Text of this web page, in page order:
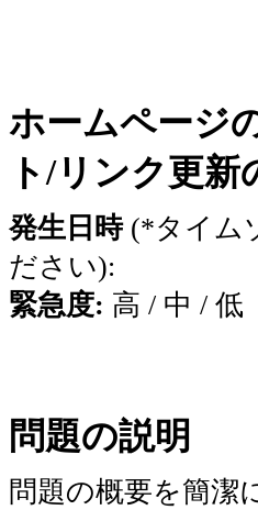
ホームページ
ト/リンク更新
発生日時 (*タイム
ださい):
緊急度: 高 / 中 / 低
問題の説明
問題の概要を簡潔